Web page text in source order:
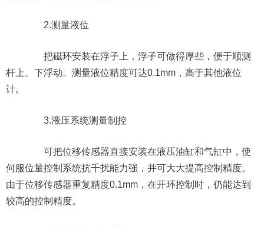
2.测量液位
把磁环安装在浮子上，浮子可做得厚些，便于顺测
杆上、下浮动。测量液位精度可达0.1mm，高于其他液位
计。
3.液压系统测量制控
可把位移传感器直接安装在液压油缸和气缸中，使
何服位量控制系统抗千扰能力强，并可大大提高控制精度。
由于位移传感器重复精度0.1mm，在开环控制时，仍能达到
较高的控制精度。